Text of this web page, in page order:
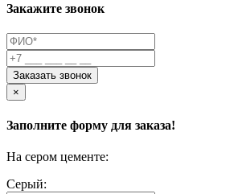
Закажите звонок
Заказать звонок
×
Заполните форму для заказа!
На сером цементе:
Серый: